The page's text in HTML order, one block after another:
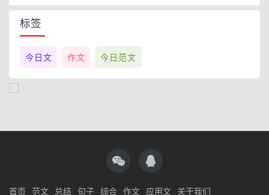
标签
今日文 作文 今日范文
首页 范文 总结 句子 综合 作文 应用文 关于我们